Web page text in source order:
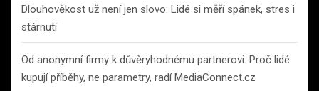
Dlouhověkost už není jen slovo: Lidé si měří spánek, stres i
stárnutí
Od anonymní firmy k důvěryhodnému partnerovi: Proč lidé
kupují příběhy, ne parametry, radí MediaConnect.cz